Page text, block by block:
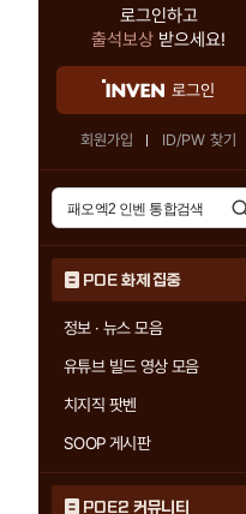
로그인하고
출석보상 받으세요!
로그인
회원가입 ID/PW 찾기
POE 화제 집중
정보 · 뉴스 모음
유튜브 빌드 영상 모음
치지직 팟벤
SOOP 게시판
POE2 커뮤니티